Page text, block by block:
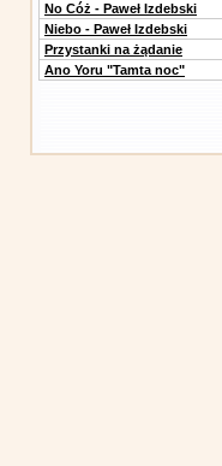
No Cóż - Paweł Izdebski
Niebo - Paweł Izdebski
Przystanki na żądanie
Ano Yoru "Tamta noc"